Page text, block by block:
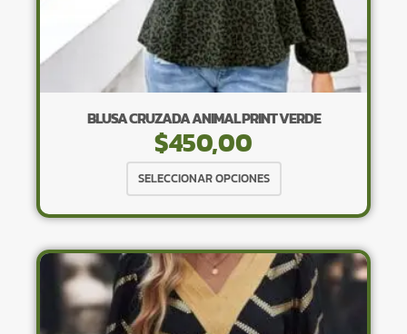
BLUSA CRUZADA ANIMAL PRINT VERDE
$450,00
SELECCIONAR OPCIONES
producto
tiene
variantes.
Las
opciones